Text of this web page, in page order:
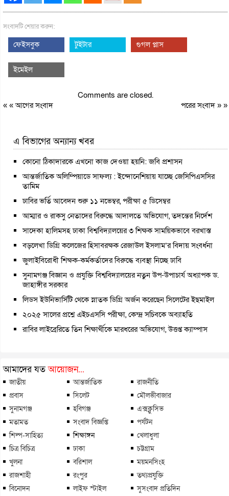
সংবাদটি শেয়ার করুন:
ফেইসবুক টুইটার গুগল প্লাস
ইমেইল
Comments are closed.
« «আগের সংবাদ পরের সংবাদ» »
এ বিভাগের অন্যান্য খবর
কোনো ঠিকাদারকে এখনো কাজ দেওয়া হয়নি: জবি প্রশাসন
আন্তর্জাতিক অলিম্পিয়াডে সাফল্য : ইন্দোনেশিয়ায় যাচ্ছে জেসিপিএসসির
তামিম
ঢাবির ভর্তি আবেদন শুরু ১১ নভেম্বর, পরীক্ষা ৫ ডিসেম্বর
আম্মার ও রাকসু নেতাদের বিরুদ্ধে আদালতে অভিযোগ, তদন্তের নির্দেশ
সাদেকা হালিমসহ ঢাকা বিশ্ববিদ্যালয়ের ৩ শিক্ষক সাময়িকভাবে বরখাস্ত
বড়লেখা ডিগ্রি কলেজের হিসাবরক্ষক রেজাউল ইসলাম’র বিদায় সংবর্ধনা
জুলাইবিরোধী শিক্ষক-কর্মকর্তাদের বিরুদ্ধে ব্যবস্থা নিচ্ছে ঢাবি
সুনামগঞ্জ বিজ্ঞান ও প্রযুক্তি বিশ্ববিদ্যালয়ের নতুন উপ-উপাচার্য অধ্যাপক ড.
জাহাঙ্গীর সরকার
লিডস ইউনিভার্সিটি থেকে স্নাতক ডিগ্রি অর্জন করেছেন সিলেটের ইছমাইল
২০২৫ সালের প্রশ্নে এইচএসসি পরীক্ষা, কেন্দ্র সচিবকে অব্যাহতি
রাবির লাইব্রেরিতে তিন শিক্ষার্থীকে মারধরের অভিযোগ, উত্তপ্ত ক্যাম্পাস
আমাদের যতআয়োজন...
জাতীয় আন্তর্জাতিক
রাজনীতি
প্রবাস
সিলেট
মৌলভীবাজার
সুনামগঞ্জ
হবিগঞ্জ
এক্সক্লুসিভ
মতামত
সংবাদ বিজ্ঞপ্তি
পর্যটন
শিল্প-সাহিত্য
শিক্ষাঙ্গন
খেলাধুলা
চিত্র বিচিত্র
ঢাকা
চট্টগ্রাম
খুলনা
বরিশাল
ময়মনসিংহ
রাজশাহী
রংপুর
তথ্যপ্রযুক্তি
বিনোদন
লাইফ স্টাইল সুসংবাদ প্রতিদিন